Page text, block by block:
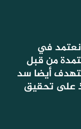
نعتمد في
من قبل
أيضا سد
على تحقيق